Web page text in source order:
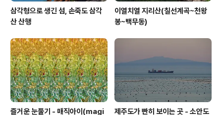
삼각형으로 생긴 섬, 손죽도 삼각
산 산행
이열치열 지리산(칠선계곡~천왕
봉~백무동)
즐거운 눈풀기 - 매직아이(magi
제주도가 빤히 보이는 곳 - 소안도